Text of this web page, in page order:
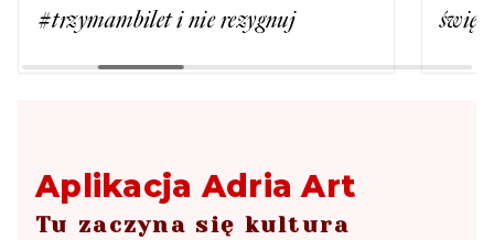
#trzymambilet i nie rezygnuj
Aplikacja Adria Art
Tu zaczyna się kultura